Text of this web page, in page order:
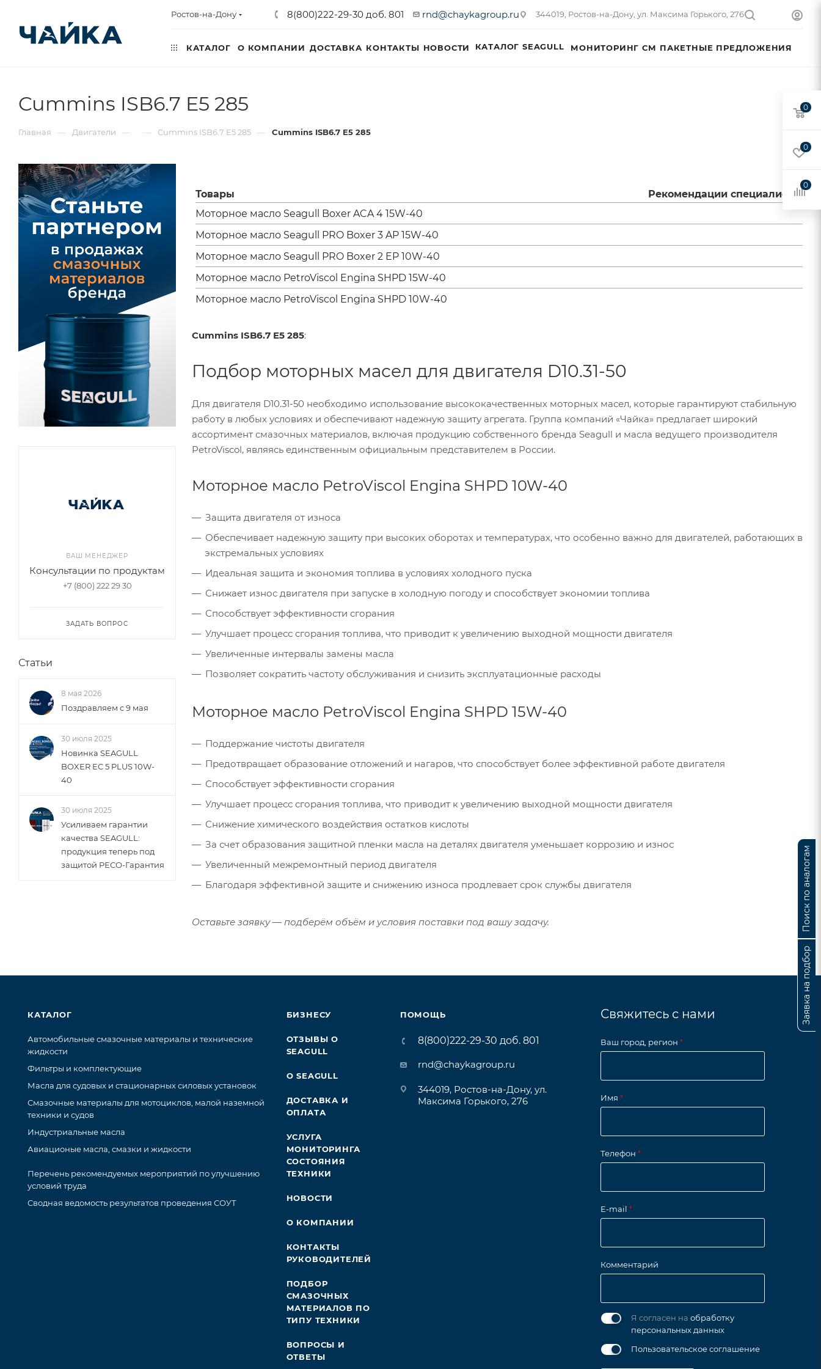
Ростов-на-Дону 8(800)222-29-30 доб. 801 rnd@chaykagroup.ru 344019, Ростов-на-Дону, ул. Максима Горького, 276
КАТАЛОГ О КОМПАНИИ ДОСТАВКА КОНТАКТЫ НОВОСТИ КАТАЛОГ SEAGULL МОНИТОРИНГ СМ ПАКЕТНЫЕ ПРЕДЛОЖЕНИЯ
Cummins ISB6.7 E5 285
Главная — Двигатели — — Cummins ISB6.7 E5 285 — Cummins ISB6.7 E5 285
Товары
Рекомендации специалиста
Моторное масло Seagull Boxer ACA 4 15W-40
Моторное масло Seagull PRO Boxer 3 AP 15W-40
Моторное масло Seagull PRO Boxer 2 EP 10W-40
Моторное масло PetroViscol Engina SHPD 15W-40
Моторное масло PetroViscol Engina SHPD 10W-40
Cummins ISB6.7 E5 285:
Подбор моторных масел для двигателя D10.31-50
Для двигателя D10.31-50 необходимо использование высококачественных моторных масел, которые гарантируют стабильную
работу в любых условиях и обеспечивают надежную защиту агрегата. Группа компаний «Чайка» предлагает широкий
ассортимент смазочных материалов, включая продукцию собственного бренда Seagull и масла ведущего производителя
PetroViscol, являясь единственным официальным представителем в России.
Моторное масло PetroViscol Engina SHPD 10W-40
Защита двигателя от износа
Обеспечивает надежную защиту при высоких оборотах и температурах, что особенно важно для двигателей, работающих в
экстремальных условиях
Идеальная защита и экономия топлива в условиях холодного пуска
Снижает износ двигателя при запуске в холодную погоду и способствует экономии топлива
Способствует эффективности сгорания
Улучшает процесс сгорания топлива, что приводит к увеличению выходной мощности двигателя
Увеличенные интервалы замены масла
Позволяет сократить частоту обслуживания и снизить эксплуатационные расходы
Моторное масло PetroViscol Engina SHPD 15W-40
Поддержание чистоты двигателя
Предотвращает образование отложений и нагаров, что способствует более эффективной работе двигателя
Способствует эффективности сгорания
Улучшает процесс сгорания топлива, что приводит к увеличению выходной мощности двигателя
Снижение химического воздействия остатков кислоты
За счет образования защитной пленки масла на деталях двигателя уменьшает коррозию и износ
Увеличенный межремонтный период двигателя
Благодаря эффективной защите и снижению износа продлевает срок службы двигателя
Оставьте заявку — подберём объём и условия поставки под вашу задачу.
ВАШ МЕНЕДЖЕР
Консультации по продуктам
+7 (800) 222 29 30
ЗАДАТЬ ВОПРОС
Статьи
8 мая 2026
Поздравляем с 9 мая
30 июля 2025
Новинка SEAGULL
BOXER EC 5 PLUS 10W-
40
30 июля 2025
Усиливаем гарантии
качества SEAGULL:
продукция теперь под
защитой РЕСО-Гарантия
КАТАЛОГ
Автомобильные смазочные материалы и технические
жидкости
Фильтры и комплектующие
Масла для судовых и стационарных силовых установок
Смазочные материалы для мотоциклов, малой наземной
техники и судов
Индустриальные масла
Авиационые масла, смазки и жидкости
Перечень рекомендуемых мероприятий по улучшению
условий труда
Сводная ведомость результатов проведения СОУТ
БИЗНЕСУ
ОТЗЫВЫ О
SEAGULL
О SEAGULL
ДОСТАВКА И
ОПЛАТА
УСЛУГА
МОНИТОРИНГА
СОСТОЯНИЯ
ТЕХНИКИ
НОВОСТИ
О КОМПАНИИ
КОНТАКТЫ
РУКОВОДИТЕЛЕЙ
ПОДБОР
СМАЗОЧНЫХ
МАТЕРИАЛОВ ПО
ТИПУ ТЕХНИКИ
ВОПРОСЫ И
ОТВЕТЫ
ПОМОЩЬ
8(800)222-29-30 доб. 801
rnd@chaykagroup.ru
344019, Ростов-на-Дону, ул.
Максима Горького, 276
Свяжитесь с нами
Ваш город, регион *
Имя *
Телефон *
E-mail *
Комментарий
Я согласен на обработку
персональных данных
Пользовательское соглашение
0
0
0
Заявка на подбор
Поиск по аналогам